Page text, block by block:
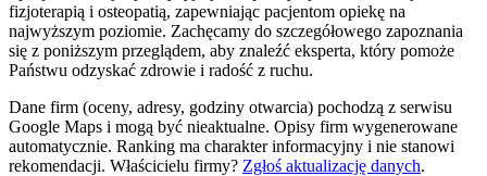
fizjoterapią i osteopatią, zapewniając pacjentom opiekę na
najwyższym poziomie. Zachęcamy do szczegółowego zapoznania
się z poniższym przeglądem, aby znaleźć eksperta, który pomoże
Państwu odzyskać zdrowie i radość z ruchu.
Dane firm (oceny, adresy, godziny otwarcia) pochodzą z serwisu
Google Maps i mogą być nieaktualne. Opisy firm wygenerowane
automatycznie. Ranking ma charakter informacyjny i nie stanowi
rekomendacji. Właścicielu firmy? Zgłoś aktualizację danych.